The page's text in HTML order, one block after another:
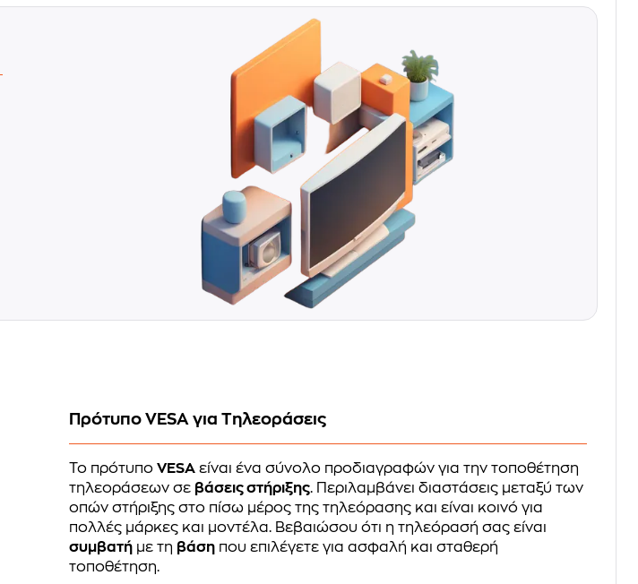
Πρότυπο VESA για Τηλεοράσεις
Το πρότυποVESA είναι ένα σύνολο προδιαγραφών για την τοποθέτηση
τηλεοράσεων σε βάσεις στήριξης. Περιλαμβάνει διαστάσεις μεταξύ των
οπών στήριξης στο πίσω μέρος της τηλεόρασης και είναι κοινό για
πολλές μάρκες και μοντέλα. Βεβαιώσου ότι η τηλεόρασή σας είναι
συμβατή με τη βάση που επιλέγετε για ασφαλή και σταθερή
τοποθέτηση.